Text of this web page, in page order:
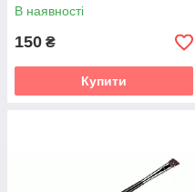
В наявності
150 ₴
Купити